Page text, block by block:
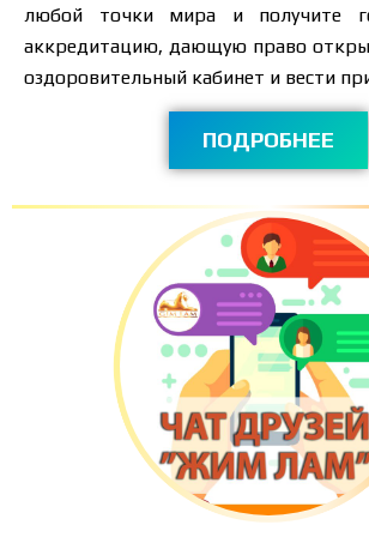
любой точки мира и получите
аккредитацию, дающую право
оздоровительный кабинет и вести
ПОДРОБНЕЕ